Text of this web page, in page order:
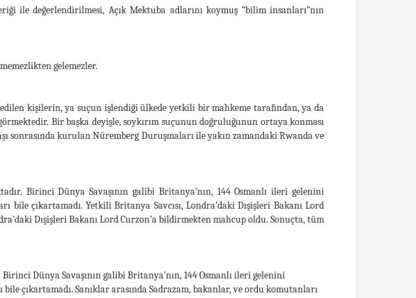
ile değerlendirilmesi, Açık Mektuba adlarını koymuş “bilim insanları”nın
gelemezler.
kişilerin, ya suçun işlendiği ülkede yetkili bir mahkeme tarafından, ya da
Bir başka deyişle, soykırım suçunun doğruluğunun ortaya konması
sonrasında kurulan Nüremberg Duruşmaları ile yakın zamandaki Rwanda ve
Birinci Dünya Savaşının galibi Britanya’nın, 144 Osmanlı ileri gelenini
çıkartamadı. Yetkili Britanya Savcısı, Londra’daki Dışişleri Bakanı Lord
Dışişleri Bakanı Lord Curzon’a bildirmekten mahcup oldu. Sonuçta, tüm
Dünya Savaşının galibi Britanya’nın, 144 Osmanlı ileri gelenini
çıkartamadı. Sanıklar arasında Sadrazam, bakanlar, ve ordu komutanları